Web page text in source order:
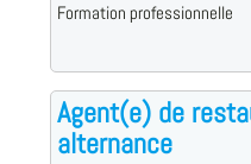
Formation professionnelle
Agent(e) de
alternance